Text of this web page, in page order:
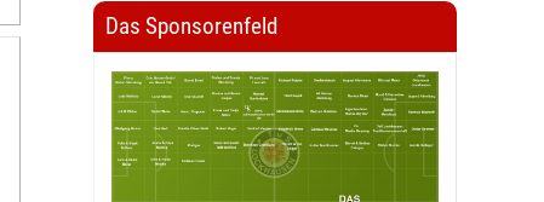
Das Sponsorenfeld